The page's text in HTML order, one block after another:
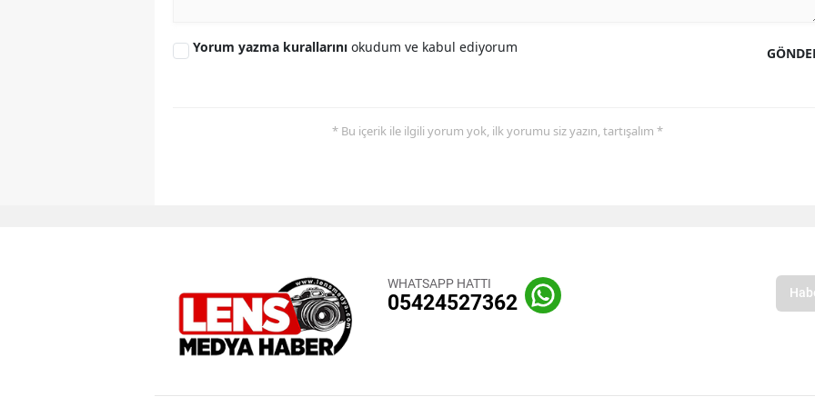
Yorum yazma kurallarını okudum ve kabul ediyorum
* Bu içerik ile ilgili yorum yok, ilk yorumu siz yazın, tartışalım *
WHATSAPP HATTI
05424527362